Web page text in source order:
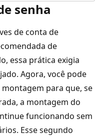
senha
de conta de
de
essa prática exigia
Agora, você pode
montagem para que, se
a montagem do
funcionando sem
Esse segundo